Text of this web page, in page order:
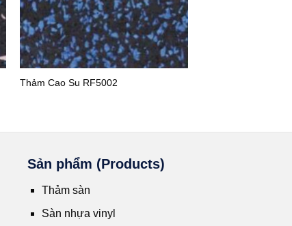
Thảm Cao Su RF5002
Sản phẩm (Products)
Thảm sàn
Sàn nhựa vinyl